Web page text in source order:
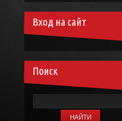
Вход на сайт
Поиск